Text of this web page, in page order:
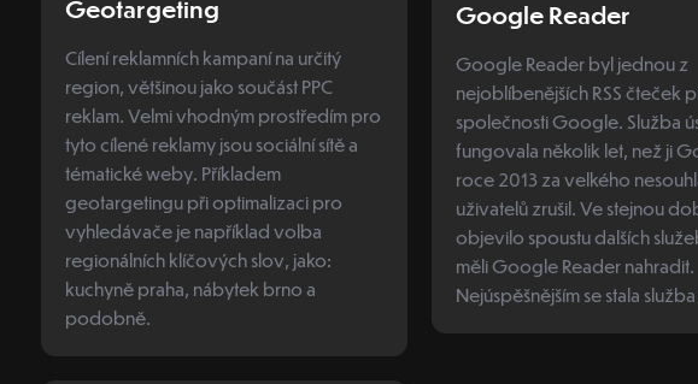
Geotargeting
Cílení reklamních kampaní na určitý
region, většinou jako součást PPC
reklam. Velmi vhodným prostředím pro
tyto cílené reklamy jsou sociální sítě a
tématické weby. Příkladem
geotargetingu při optimalizaci pro
vyhledávače je například volba
regionálních klíčových slov, jako:
kuchyně praha, nábytek brno a
podobně.
Google Reader
Google Reader byl jednou z
nejoblíbenějších RSS čteček
společnosti Google. Služba
fungovala několik let, než ji
roce 2013 za velkého
uživatelů zrušil. Ve stejnou
objevilo spoustu dalších
měli Google Reader nahradit.
Nejúspěšnějším se stala